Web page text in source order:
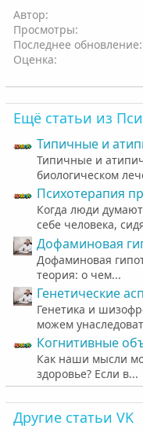
Автор
Просмотры
Последнее обновление
Оценка
Ещё статьи из
Типичные и
Типичные и
биологическом
Психотерапия
Когда люди
себе человека,
Дофаминовая
Дофаминовая
теория: о чем...
Генетические
Генетика и
можем
Когнитивные
Как наши мысли
здоровье? Если в...
Другие статьи VK